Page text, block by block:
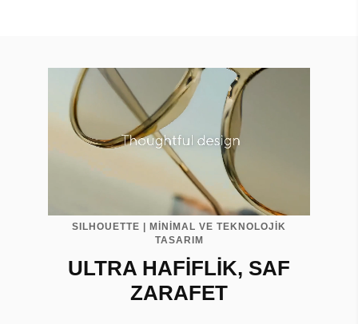
SILHOUETTE | MİNİMAL VE TEKNOLOJİK
TASARIM
ULTRA HAFİFLİK, SAF
ZARAFET